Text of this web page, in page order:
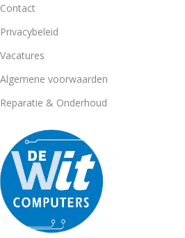
Contact
Privacybeleid
Vacatures
Algemene voorwaarden
Reparatie & Onderhoud